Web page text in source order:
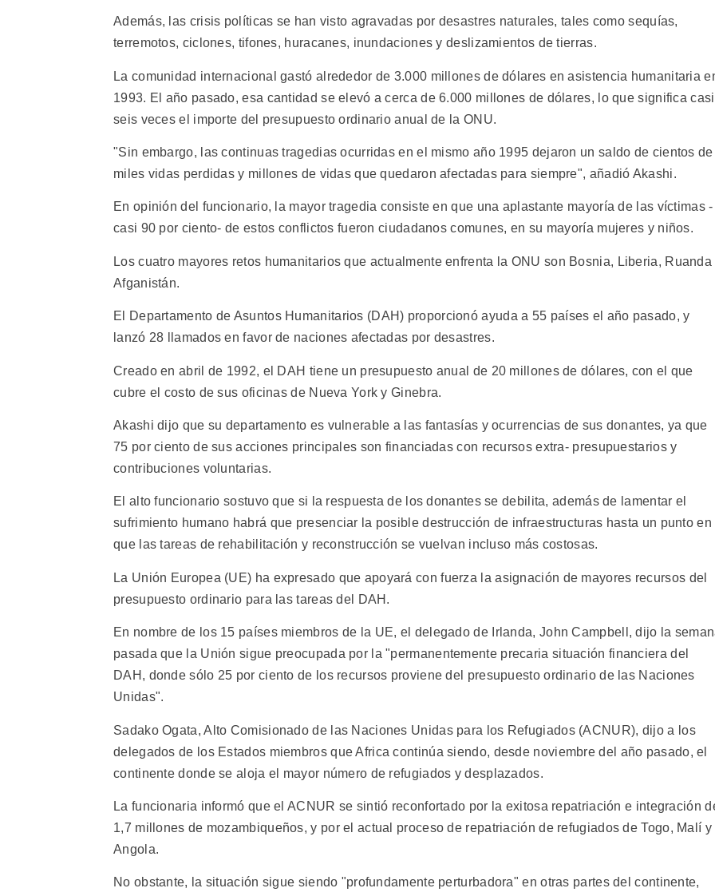
Además, las crisis políticas se han visto agravadas por desastres naturales, tales como sequías,
terremotos, ciclones, tifones, huracanes, inundaciones y deslizamientos de tierras.
La comunidad internacional gastó alrededor de 3.000 millones de dólares en asistencia humanitaria
1993. El año pasado, esa cantidad se elevó a cerca de 6.000 millones de dólares, lo que significa casi
seis veces el importe del presupuesto ordinario anual de la ONU.
"Sin embargo, las continuas tragedias ocurridas en el mismo año 1995 dejaron un saldo de cientos de
miles vidas perdidas y millones de vidas que quedaron afectadas para siempre", añadió Akashi.
En opinión del funcionario, la mayor tragedia consiste en que una aplastante mayoría de las víctimas -
casi 90 por ciento- de estos conflictos fueron ciudadanos comunes, en su mayoría mujeres y niños.
Los cuatro mayores retos humanitarios que actualmente enfrenta la ONU son Bosnia, Liberia, Ruanda
Afganistán.
El Departamento de Asuntos Humanitarios (DAH) proporcionó ayuda a 55 países el año pasado, y
lanzó 28 llamados en favor de naciones afectadas por desastres.
Creado en abril de 1992, el DAH tiene un presupuesto anual de 20 millones de dólares, con el que
cubre el costo de sus oficinas de Nueva York y Ginebra.
Akashi dijo que su departamento es vulnerable a las fantasías y ocurrencias de sus donantes, ya que
75 por ciento de sus acciones principales son financiadas con recursos extra- presupuestarios y
contribuciones voluntarias.
El alto funcionario sostuvo que si la respuesta de los donantes se debilita, además de lamentar el
sufrimiento humano habrá que presenciar la posible destrucción de infraestructuras hasta un punto en
que las tareas de rehabilitación y reconstrucción se vuelvan incluso más costosas.
La Unión Europea (UE) ha expresado que apoyará con fuerza la asignación de mayores recursos del
presupuesto ordinario para las tareas del DAH.
En nombre de los 15 países miembros de la UE, el delegado de Irlanda, John Campbell, dijo la
pasada que la Unión sigue preocupada por la "permanentemente precaria situación financiera del
DAH, donde sólo 25 por ciento de los recursos proviene del presupuesto ordinario de las Naciones
Unidas".
Sadako Ogata, Alto Comisionado de las Naciones Unidas para los Refugiados (ACNUR), dijo a los
delegados de los Estados miembros que Africa continúa siendo, desde noviembre del año pasado, el
continente donde se aloja el mayor número de refugiados y desplazados.
La funcionaria informó que el ACNUR se sintió reconfortado por la exitosa repatriación e integración
1,7 millones de mozambiqueños, y por el actual proceso de repatriación de refugiados de Togo, Malí y
Angola.
No obstante, la situación sigue siendo "profundamente perturbadora" en otras partes del continente,